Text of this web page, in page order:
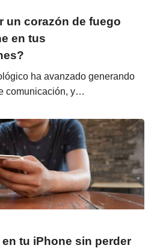
un corazón de fuego
en tus
ha avanzado generando
comunicación, y…
tu iPhone sin perder